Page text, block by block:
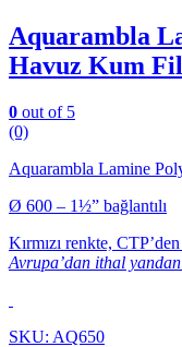
Aquarambla
Havuz Kum
0 out of 5
(0)
Aquarambla Lamine
Ø 600 – 1½” bağlantılı
Kırmızı renkte,
Avrupa’dan ithal
SKU: AQ650